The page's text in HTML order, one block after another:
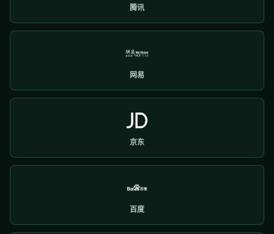
腾讯
网易
京东
百度